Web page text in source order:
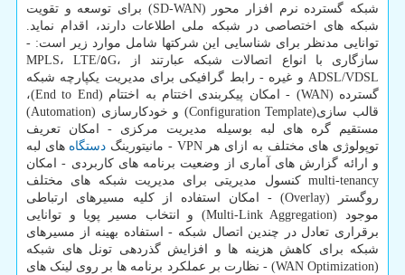
شبکه گسترده نرم افزار محور (SD-WAN) برای توسعه و تقویت
شبکه های اختصاصی در شبکه ملی اطلاعات دارند، اقدام نماید.
توانایی مدنظر برای شناسایی این شرکتها شامل موارد زیر است: -
سازگاری با انواع اتصالات شبکه عبارتند از MPLS، LTE/۵G،
ADSL/VDSL و غیره - رابط گرافیکی برای مدیریت یکپارچه شبکه
گسترده (WAN) - امکان پیکربندی اختتام به اختتام (End to End)،
قالب سازی(Configuration Template) و خودکارسازی (Automation)
مستقیم گره های لبه بوسیله مدیریت مرکزی - امکان تعریف
توپولوژی های مختلف به ازای هر VPN - مانیتورینگ
دستگاه های لبه
و ارائه گزارش های آماری از وضعیت برنامه های کاربردی - امکان
multi-tenancy کنسول مدیریتی برای مدیریت شبکه های مختلف
روگستر (Overlay) - امکان استفاده از کلیه مسیرهای ارتباطی
موجود (Multi-Link Aggregation) و انتخاب مسیر پویا و توانایی
برقراری تعادل در چندین اتصال شبکه - استفاده بهینه از مسیرهای
شبکه برای کاهش هزینه ها و افزایش گذردهی تونل های شبکه
(WAN Optimization) - نظارت بر عملکرد برنامه ها بر روی لینک های